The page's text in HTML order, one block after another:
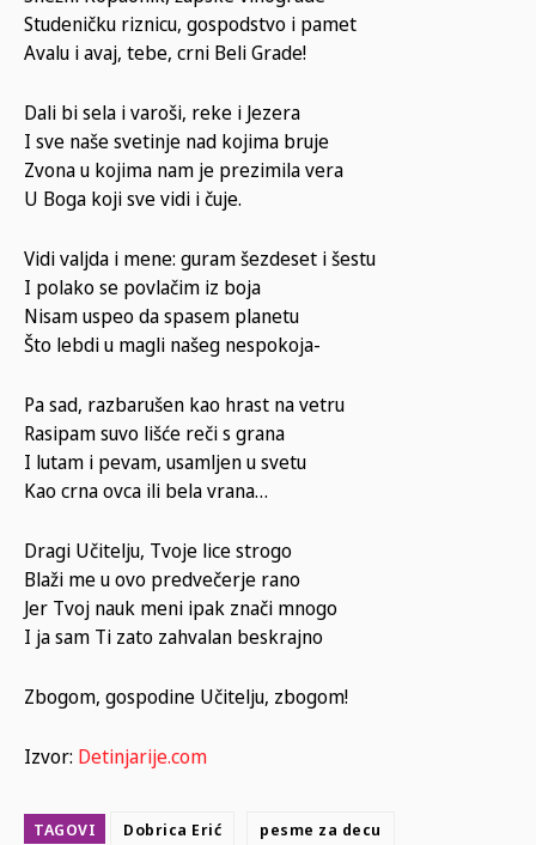
Studeničku riznicu, gospodstvo i pamet
Avalu i avaj, tebe, crni Beli Grade!
Dali bi sela i varoši, reke i Jezera
I sve naše svetinje nad kojima bruje
Zvona u kojima nam je prezimila vera
U Boga koji sve vidi i čuje.
Vidi valjda i mene: guram šezdeset i šestu
I polako se povlačim iz boja
Nisam uspeo da spasem planetu
Što lebdi u magli našeg nespokoja-
Pa sad, razbarušen kao hrast na vetru
Rasipam suvo lišće reči s grana
I lutam i pevam, usamljen u svetu
Kao crna ovca ili bela vrana…
Dragi Učitelju, Tvoje lice strogo
Blaži me u ovo predvečerje rano
Jer Tvoj nauk meni ipak znači mnogo
I ja sam Ti zato zahvalan beskrajno
Zbogom, gospodine Učitelju, zbogom!
Izvor: Detinjarije.com
TAGOVI Dobrica Erić pesme za decu